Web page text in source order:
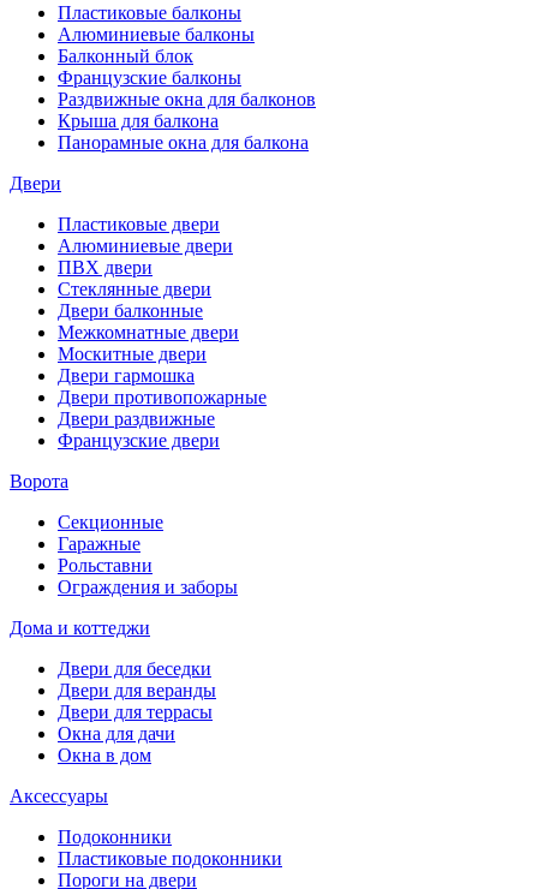
Пластиковые балконы
Алюминиевые балконы
Балконный блок
Французские балконы
Раздвижные окна для балконов
Крыша для балкона
Панорамные окна для балкона
Двери
Пластиковые двери
Алюминиевые двери
ПВХ двери
Стеклянные двери
Двери балконные
Межкомнатные двери
Москитные двери
Двери гармошка
Двери противопожарные
Двери раздвижные
Французские двери
Ворота
Секционные
Гаражные
Рольставни
Ограждения и заборы
Дома и коттеджи
Двери для беседки
Двери для веранды
Двери для террасы
Окна для дачи
Окна в дом
Аксессуары
Подоконники
Пластиковые подоконники
Пороги на двери